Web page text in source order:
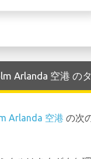
Arlanda 空港 の
Arlanda 空港 の次